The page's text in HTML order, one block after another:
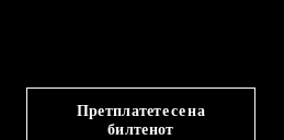
Претплатете се на
билтенот